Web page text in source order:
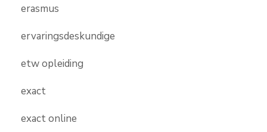
erasmus
ervaringsdeskundige
etw opleiding
exact
exact online